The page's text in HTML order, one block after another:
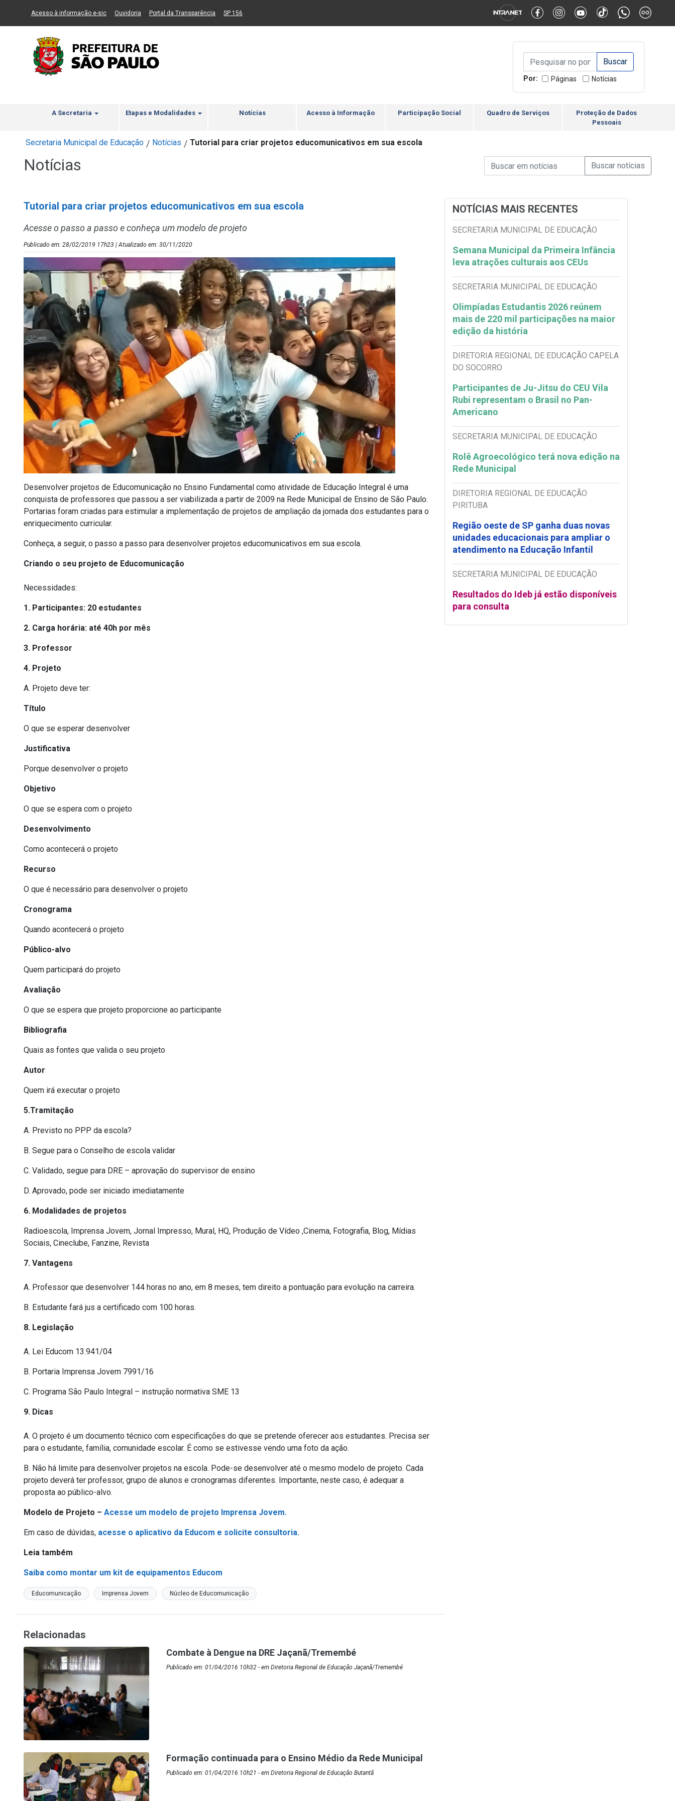
Ir ao Conteúdo Ir para menu principal 2 Ir para busca Ir para rodapé Alternar Alto Contraste Alternar Tamanho da Fonte
Acesso à informação e-sic(Link para um novo sítio)
Ouvidoria (Link para um novo sítio)
Portal da Transparência (Link para um novo sítio)
SP 156
Campo de Busca de
Campo de Busca de informaçõesEnviar a Busca
Por: Páginas Notícias
A Secretaria Etapas e Modalidades Notícias Acesso à Informação Participação Social Quadro de Serviços
Proteção de Dados
Pessoais
Secretaria Municipal de Educação / Notícias / Tutorial para criar projetos educomunicativos em sua escola
Notícias Campo de Busca de Notícias
Campo de Busca de informaçõesEnviar a Busca de
Tutorial para criar projetos educomunicativos em sua escola
Acesse o passo a passo e conheça um modelo de projeto
Publicado em: 28/02/2019 17h23 | Atualizado em: 30/11/2020
Desenvolver projetos de Educomunicação no Ensino Fundamental como atividade de Educação Integral é uma
conquista de professores que passou a ser viabilizada a partir de 2009 na Rede Municipal de Ensino de São Paulo.
Portarias foram criadas para estimular a implementação de projetos de ampliação da jornada dos estudantes para o
enriquecimento curricular.
Conheça, a seguir, o passo a passo para desenvolver projetos educomunicativos em sua escola.
Criando o seu projeto de Educomunicação
Necessidades:
1. Participantes: 20 estudantes
2. Carga horária: até 40h por mês
3. Professor
4. Projeto
A. Projeto deve ter:
Título
O que se esperar desenvolver
Justificativa
Porque desenvolver o projeto
Objetivo
O que se espera com o projeto
Desenvolvimento
Como acontecerá o projeto
Recurso
O que é necessário para desenvolver o projeto
Cronograma
Quando acontecerá o projeto
Público-alvo
Quem participará do projeto
Avaliação
O que se espera que projeto proporcione ao participante
Bibliografia
Quais as fontes que valida o seu projeto
Autor
Quem irá executar o projeto
5.Tramitação
A. Previsto no PPP da escola?
B. Segue para o Conselho de escola validar
C. Validado, segue para DRE – aprovação do supervisor de ensino
D. Aprovado, pode ser iniciado imediatamente
6. Modalidades de projetos
Radioescola, Imprensa Jovem, Jornal Impresso, Mural, HQ, Produção de Vídeo ,Cinema, Fotografia, Blog, Mídias
Sociais, Cineclube, Fanzine, Revista
7. Vantagens
A. Professor que desenvolver 144 horas no ano, em 8 meses, tem direito a pontuação para evolução na carreira.
B. Estudante fará jus a certificado com 100 horas.
8. Legislação
A. Lei Educom 13.941/04
B. Portaria Imprensa Jovem 7991/16
C. Programa São Paulo Integral – instrução normativa SME 13
9. Dicas
A. O projeto é um documento técnico com especificações do que se pretende oferecer aos estudantes. Precisa ser
para o estudante, família, comunidade escolar. É como se estivesse vendo uma foto da ação.
B. Não há limite para desenvolver projetos na escola. Pode-se desenvolver até o mesmo modelo de projeto. Cada
projeto deverá ter professor, grupo de alunos e cronogramas diferentes. Importante, neste caso, é adequar a
proposta ao público-alvo.
Modelo de Projeto – Acesse um modelo de projeto Imprensa Jovem.
Em caso de dúvidas, acesse o aplicativo da Educom e solicite consultoria.
Leia também
Saiba como montar um kit de equipamentos Educom
Educomunicação Imprensa Jovem Núcleo de Educomunicação
NOTÍCIAS MAIS RECENTES
SECRETARIA MUNICIPAL DE EDUCAÇÃO
Semana Municipal da Primeira Infância
leva atrações culturais aos CEUs
SECRETARIA MUNICIPAL DE EDUCAÇÃO
Olimpíadas Estudantis 2026 reúnem
mais de 220 mil participações na maior
edição da história
DIRETORIA REGIONAL DE EDUCAÇÃO CAPELA
DO SOCORRO
Participantes de Ju-Jitsu do CEU Vila
Rubi representam o Brasil no Pan-
Americano
SECRETARIA MUNICIPAL DE EDUCAÇÃO
Rolê Agroecológico terá nova edição na
Rede Municipal
DIRETORIA REGIONAL DE EDUCAÇÃO
PIRITUBA
Região oeste de SP ganha duas novas
unidades educacionais para ampliar o
atendimento na Educação Infantil
SECRETARIA MUNICIPAL DE EDUCAÇÃO
Resultados do Ideb já estão disponíveis
para consulta
Relacionadas
Combate à Dengue na DRE Jaçanã/Tremembé
Publicado em: 01/04/2016 10h32 - em Diretoria Regional de Educação Jaçanã/Tremembé
Formação continuada para o Ensino Médio da Rede Municipal
Publicado em: 01/04/2016 10h21 - em Diretoria Regional de Educação Butantã